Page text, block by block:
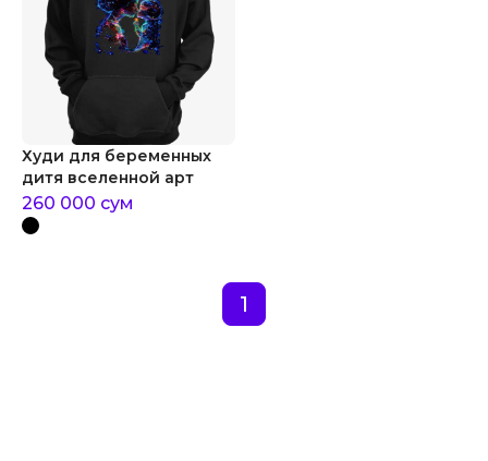
Худи для беременных
дитя вселенной арт
260 000 сум
1